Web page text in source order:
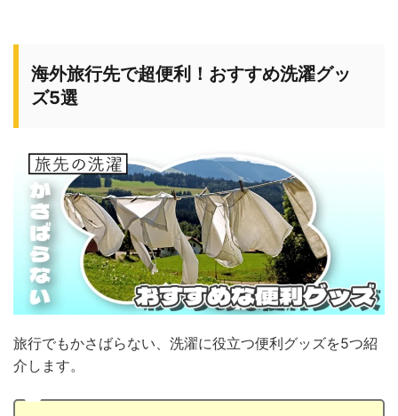
海外旅行先で超便利！おすすめ洗濯グッ
ズ5選
旅行でもかさばらない、洗濯に役立つ便利グッズを5つ紹
介します。